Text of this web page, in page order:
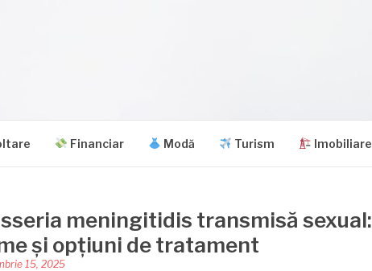
Financiar Modă Turism Imobiliare
meningitidis transmisă sexual:
și opțiuni de tratament
15, 2025